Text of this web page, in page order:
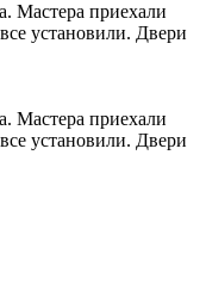
Мастера приехали
установили. Двери
Мастера приехали
установили. Двери